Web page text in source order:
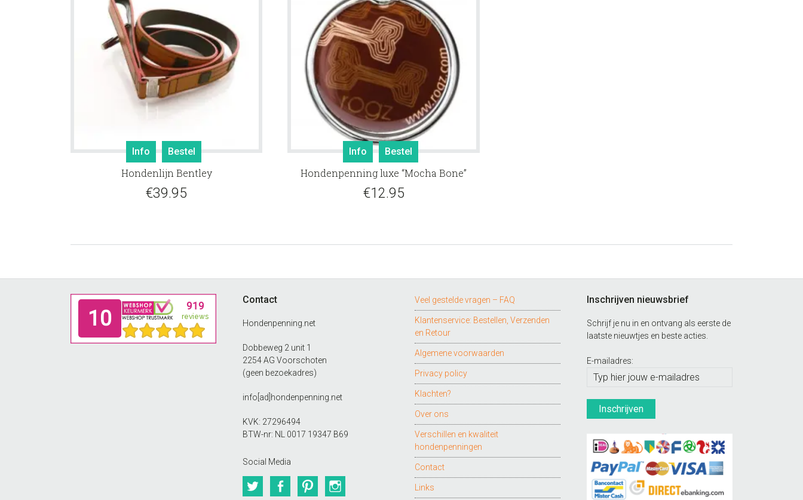
Info Bestel
Hondenlijn Bentley
€39.95
Info Bestel
Hondenpenning luxe “Mocha Bone”
€12.95
Contact
Hondenpenning.net
Dobbeweg 2 unit 1
2254 AG Voorschoten
(geen bezoekadres)
info[ad]hondenpenning.net
KVK: 27296494
BTW-nr: NL 0017 19347 B69
Social Media
TwitterFacebookPinterest
Veel gestelde vragen – FAQ
Klantenservice: Bestellen, Verzenden
en Retour
Algemene voorwaarden
Privacy policy
Klachten?
Over ons
Verschillen en kwaliteit
hondenpenningen
Contact
Links
Inschrijven nieuwsbrief
Schrijf je nu in en ontvang als eerste de
laatste nieuwtjes en beste acties.
E-mailadres: